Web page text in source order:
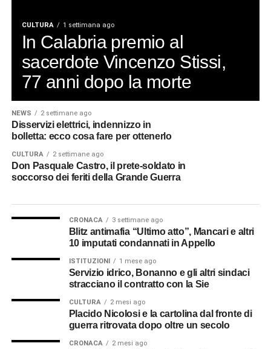
CULTURA 1 settimana ago
In Calabria premio al
sacerdote Vincenzo Stissi,
77 anni dopo la morte
NEWS 2 settimane ago
Disservizi elettrici, indennizzo in
bolletta: ecco cosa fare per ottenerlo
CULTURA 2 settimane ago
Don Pasquale Castro, il prete-soldato in
soccorso dei feriti della Grande Guerra
CRONACA 3 settimane ago
Blitz antimafia “Ultimo atto”, Mancari e altri
10 imputati condannati in Appello
ISTITUZIONI 1 mese ago
Servizio idrico, Bonanno e gli altri sindaci
stracciano il contratto con la Sie
CULTURA 2 mesi ago
Placido Nicolosi e la cartolina dal fronte di
guerra ritrovata dopo oltre un secolo
CRONACA 2 mesi ago